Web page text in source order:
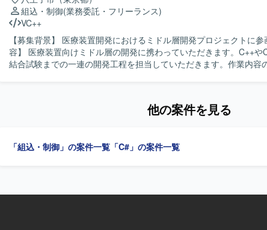
設計に注力できる環境であり、C#の知識や開発経験を活かしながら
も関わることができます。 【開発環境】 C++で作られていたターミナルアプリをC#へ置き換え
た環境で、C#を使った組込み開発のようなイメージのシステムを
ます。
組込・制御(業務委託・フリーランス)
VC++
【募集背景】 医療装置開発におけるミドル層開発プロジェクトに参画いた
容】 医療装置向けミドル層の開発に携わっていただきます。C++や
結合試験までの一連の開発工程を担当していただきます。作業内容
ます。オブジェクト指向を理解し、設計意図を踏まえて開発を進め
GoogleTestやAstahなどのツール利用経験を活かしながら、長期的
他の案件を見る
「組込・制御」の案件一覧 「C#」の案件一覧